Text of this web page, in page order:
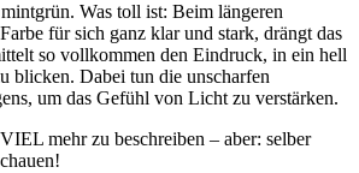
Was toll ist: Beim längeren
für sich ganz klar und stark, drängt das
so vollkommen den Eindruck, in ein hell
blicken. Dabei tun die unscharfen
um das Gefühl von Licht zu verstärken.
mehr zu beschreiben – aber: selber